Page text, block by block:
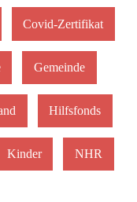
Covid-Zertifikat
Gemeinde
Hilfsfonds
Kinder NHR